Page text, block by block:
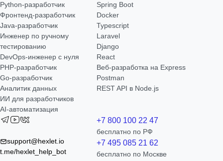
Python-разработчик
Фронтенд-разработчик
Java-разработчик
Инженер по ручному
тестированию
DevOps-инженер с нуля
РНР-разработчик
Go-разработчик
Аналитик данных
ИИ для разработчиков
AI-автоматизация
Spring Boot
Docker
Typescript
Laravel
Django
React
Веб-разработка на Express
Postman
REST API в Node.js
support@hexlet.io
t.me/hexlet_help_bot
+7 800 100 22 47
бесплатно по РФ
+7 495 085 21 62
бесплатно по Москве